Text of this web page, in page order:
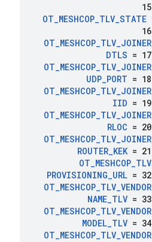
15
OT_MESHCOP_TLV_STATE
16
OT_MESHCOP_TLV_JOINER
DTLS = 17
OT_MESHCOP_TLV_JOINER
UDP_PORT = 18
OT_MESHCOP_TLV_JOINER
IID = 19
OT_MESHCOP_TLV_JOINER
RLOC = 20
OT_MESHCOP_TLV_JOINER
ROUTER_KEK= 21
OT_MESHCOP_TLV
PROVISIONING_URL = 32
OT_MESHCOP_TLV_VENDOR
NAME_TLV = 33
OT_MESHCOP_TLV_VENDOR
MODEL_TLV = 34
OT_MESHCOP_TLV_VENDOR